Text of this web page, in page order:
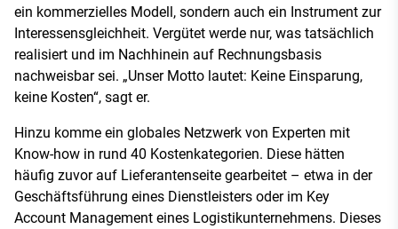
ein kommerzielles Modell, sondern auch ein Instrument zur
Interessensgleichheit. Vergütet werde nur, was tatsächlich
realisiert und im Nachhinein auf Rechnungsbasis
nachweisbar sei. „Unser Motto lautet: Keine Einsparung,
keine Kosten“, sagt er.
Hinzu komme ein globales Netzwerk von Experten mit
Know-how in rund 40 Kostenkategorien. Diese hätten
häufig zuvor auf Lieferantenseite gearbeitet – etwa in der
Geschäftsführung eines Dienstleisters oder im Key
Account Management eines Logistikunternehmens. Dieses